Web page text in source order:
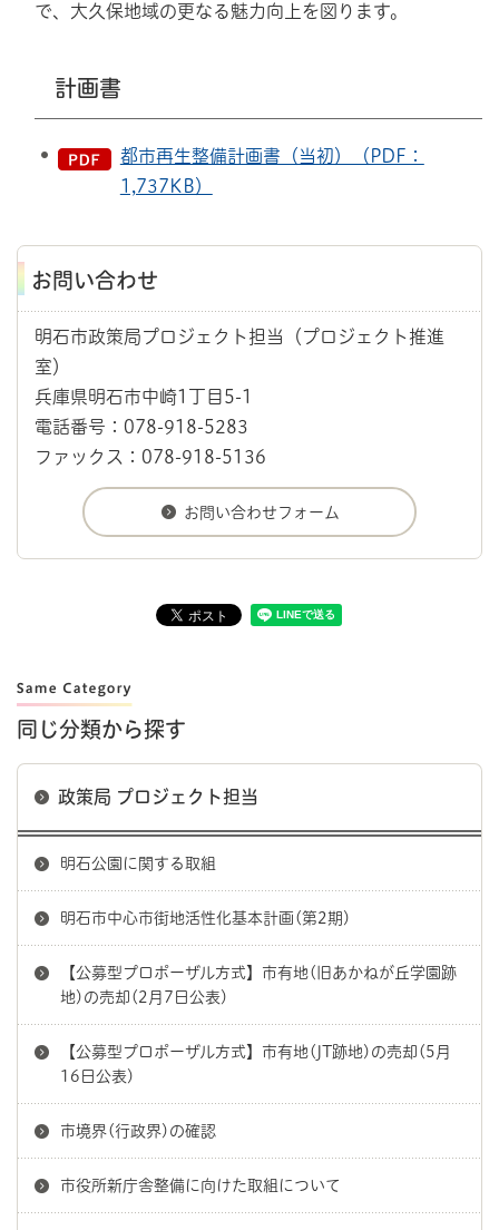
で、大久保地域の更なる魅力向上を図ります。
計画書
都市再生整備計画書（当初）（PDF：
1,737KB）
お問い合わせ
明石市政策局プロジェクト担当（プロジェクト推進
室）
兵庫県明石市中崎1丁目5-1
電話番号：078-918-5283
ファックス：078-918-5136
同じ分類から探す
政策局 プロジェクト担当
明石公園に関する取組
明石市中心市街地活性化基本計画(第2期)
【公募型プロポーザル方式】市有地(旧あかねが丘学園跡
地)の売却(2月7日公表)
【公募型プロポーザル方式】市有地(JT跡地)の売却(5月
16日公表)
市境界(行政界)の確認
市役所新庁舎整備に向けた取組について